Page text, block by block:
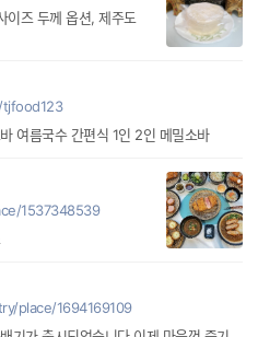
이즈 두께 옵션, 제주도
여름국수 간편식 1인 2인 메밀소바
1537348539
place/1694169109